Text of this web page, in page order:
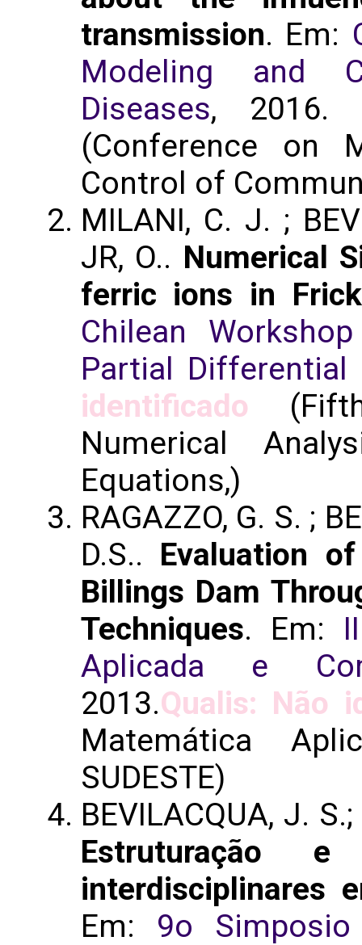
transmission. Em:
Modeling and
Diseases, 2016.
(Conference on
Control of
MILANI, C. J. ;
JR, O.. Numerical
ferric ions in
Chilean
Partial Differential
identificado
Numerical
Equations,)
RAGAZZO, G. S. ;
D.S.. Evaluation
Billings Dam
Techniques. Em:
Aplicada e
2013.Qualis: Não
Matemática
SUDESTE)
BEVILACQUA, J.
Estruturação
interdisciplinares
Em: 9o